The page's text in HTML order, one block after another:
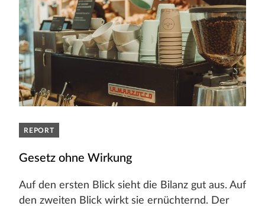
REPORT
Gesetz ohne Wirkung
Auf den ersten Blick sieht die Bilanz gut aus. Auf
den zweiten Blick wirkt sie ernüchternd. Der